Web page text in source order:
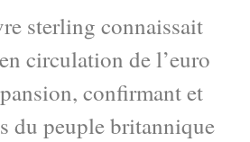
sterling connaissait
circulation de l’euro
confirmant et
du peuple britannique